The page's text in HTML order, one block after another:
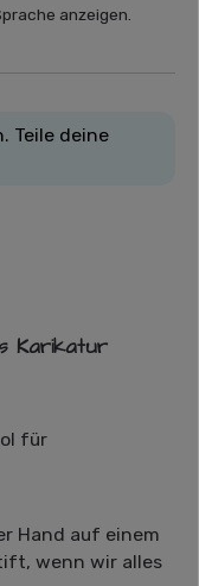
anzeigen.
Teile deine
Karikatur
Hand auf einem
wenn wir alles